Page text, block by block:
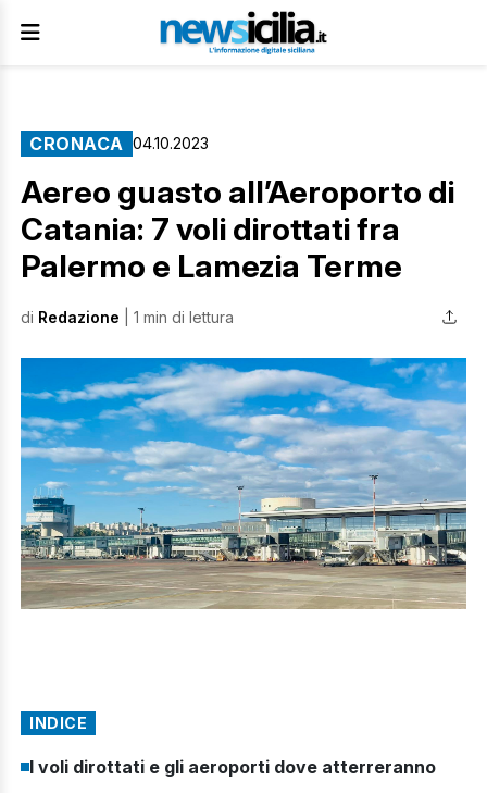
CRONACA 04.10.2023
Aereo guasto all’Aeroporto di
Catania: 7 voli dirottati fra
Palermo e Lamezia Terme
di Redazione | 1 min di lettura
INDICE
I voli dirottati e gli aeroporti dove atterreranno